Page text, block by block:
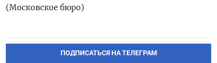
(Московское бюро)
ПОДПИСАТЬСЯ НА ТЕЛЕГРАМ